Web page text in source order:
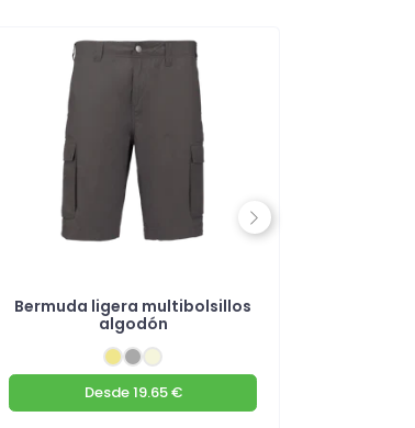
Bermuda ligera multibolsillos
algodón
Desde19.65 €
Next